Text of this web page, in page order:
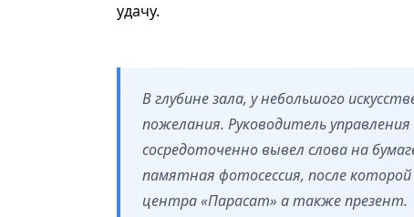
удачу.
В глубине зала, у небольшого
пожелания. Руководитель
сосредоточенно вывел слова на
памятная фотосессия, после
центра «Парасат» а также презент.